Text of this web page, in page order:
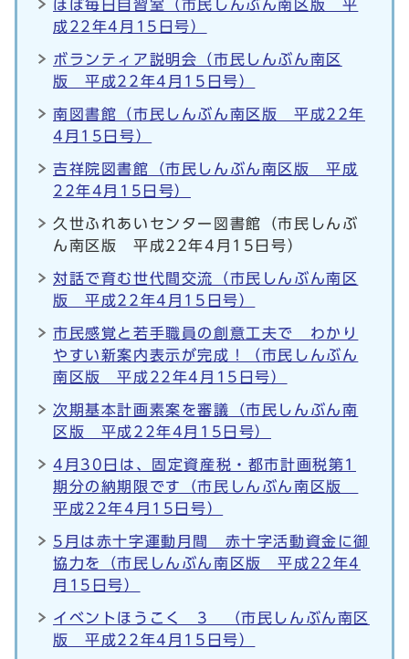
ほぼ毎日自習室（市民しんぶん南区版 平
成22年4月15日号）
ボランティア説明会（市民しんぶん南区
版 平成22年4月15日号）
南図書館（市民しんぶん南区版 平成22年
4月15日号）
吉祥院図書館（市民しんぶん南区版 平成
22年4月15日号）
久世ふれあいセンター図書館（市民しんぶ
ん南区版 平成22年4月15日号）
対話で育む世代間交流（市民しんぶん南区
版 平成22年4月15日号）
市民感覚と若手職員の創意工夫で わかり
やすい新案内表示が完成！（市民しんぶん
南区版 平成22年4月15日号）
次期基本計画素案を審議（市民しんぶん南
区版 平成22年4月15日号）
4月30日は、固定資産税・都市計画税第1
期分の納期限です（市民しんぶん南区版
平成22年4月15日号）
5月は赤十字運動月間 赤十字活動資金に御
協力を（市民しんぶん南区版 平成22年4
月15日号）
イベントほうこく 3 （市民しんぶん南区
版 平成22年4月15日号）